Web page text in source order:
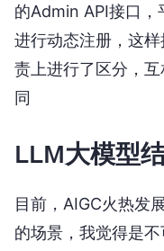
的Admin API接口，
进行动态注册，这
责上进行了区分，
同
LLM大模型
目前，AIGC火热发
的场景，我觉得是